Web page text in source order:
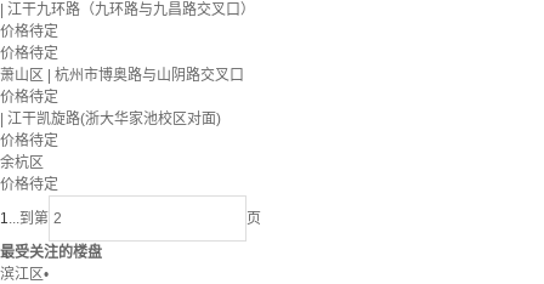
| 江干九环路（九环路与九昌路交叉口）
价格待定
价格待定
萧山区 | 杭州市博奥路与山阴路交叉口
价格待定
| 江干凯旋路(浙大华家池校区对面)
价格待定
余杭区
价格待定
1...到第
页
最受关注的楼盘
滨江区•